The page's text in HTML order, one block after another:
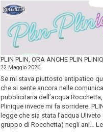
PREMIO
COMPASSO
D’ORO
PLIN PLIN, ORA ANCHE PLIN
22 Maggio 2026
Se mi stava piuttosto antipatico
che si sente ancora nelle
pubblicitaria dell’acqua Rocchetta,
Plinique invece mi fa sorridere.
legge che sia stata l’acqua
gruppo di Rocchetta) negli ani…